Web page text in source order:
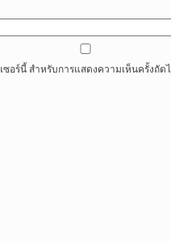
อร์นี้ สำหรับการแสดงความเห็นครั้งถัด